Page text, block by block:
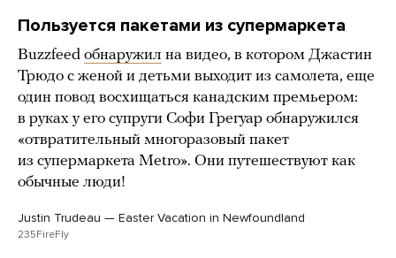
Пользуется пакетами из супермаркета
Buzzfeed обнаружил на видео, в котором Джастин
Трюдо с женой и детьми выходит из самолета, еще
один повод восхищаться канадским премьером:
в руках у его супруги Софи Грегуар обнаружился
«отвратительный многоразовый пакет
из супермаркета Metro». Они путешествуют как
обычные люди!
Justin Trudeau — Easter Vacation in Newfoundland
235FireFly